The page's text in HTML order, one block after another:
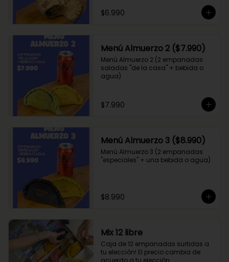
$6.990
Menú Almuerzo 2 ($7.990)
Menú Almuerzo 2 (2 empanadas
saladas "de la casa" + bebida o
agua)
$7.990
Menú Almuerzo 3 ($8.990)
Menú Almuerzo 3 (2 empanadas
"especiales" + una bebida o agua)
$8.990
Mix 12 libre
Caja de 12 empanadas surtidas a
tu elección! El precio cambia de
acuerdo a tu elección.